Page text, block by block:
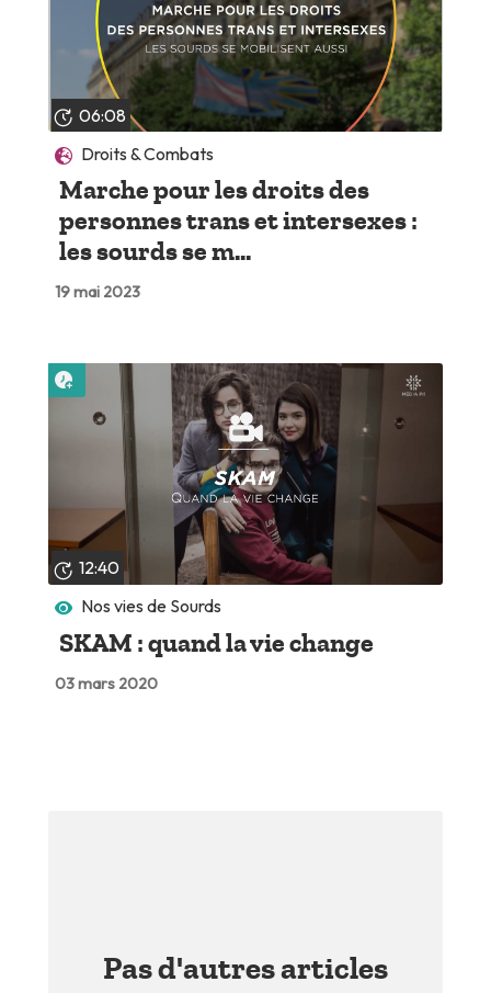
06:08
Droits & Combats
Marche pour les droits des
personnes trans et intersexes :
les sourds se m...
19 mai 2023
12:40
Nos vies de Sourds
SKAM : quand la vie change
03 mars 2020
Lire plus tard
Pas d'autres articles